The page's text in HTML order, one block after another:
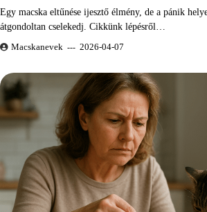
Egy macska eltűnése ijesztő élmény, de a pánik
átgondoltan cselekedj. Cikkünk lépésről…
Macskanevek 2026-04-07